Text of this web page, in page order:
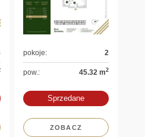
pokoje: 2
pow.: 45.32 m2
Sprzedane
ZOBACZ